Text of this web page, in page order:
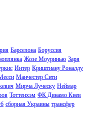
Барселона Боруссия
Жозе Моуринью Заря
Интер Криштиану Роналду
Манчестер Сити
Мирча Луческу Неймар
Тоттенхэм ФК Динамо Киев
сборная Украины трансфер